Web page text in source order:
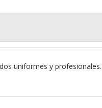
uniformes y